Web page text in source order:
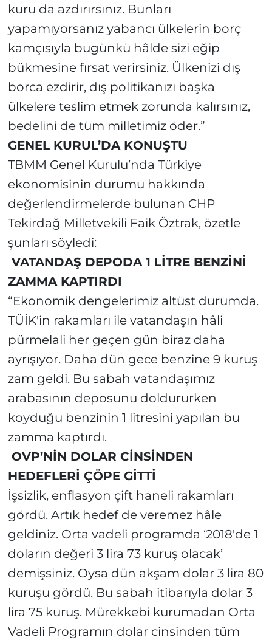
kuru da azdırırsınız. Bunları
yapamıyorsanız yabancı ülkelerin borç
kamçısıyla bugünkü hâlde sizi eğip
bükmesine fırsat verirsiniz. Ülkenizi dış
borca ezdirir, dış politikanızı başka
ülkelere teslim etmek zorunda kalırsınız,
bedelini de tüm milletimiz öder.”
GENEL KURUL’DA KONUŞTU
TBMM Genel Kurulu’nda Türkiye
ekonomisinin durumu hakkında
değerlendirmelerde bulunan CHP
Tekirdağ Milletvekili Faik Öztrak, özetle
şunları söyledi:
VATANDAŞ DEPODA 1 LİTRE BENZİNİ
ZAMMA KAPTIRDI
“Ekonomik dengelerimiz altüst durumda.
TÜİK'in rakamları ile vatandaşın hâli
pürmelali her geçen gün biraz daha
ayrışıyor. Daha dün gece benzine 9 kuruş
zam geldi. Bu sabah vatandaşımız
arabasının deposunu doldururken
koyduğu benzinin 1 litresini yapılan bu
zamma kaptırdı.
OVP’NİN DOLAR CİNSİNDEN
HEDEFLERİ ÇÖPE GİTTİ
İşsizlik, enflasyon çift haneli rakamları
gördü. Artık hedef de veremez hâle
geldiniz. Orta vadeli programda ‘2018'de 1
doların değeri 3 lira 73 kuruş olacak’
demişsiniz. Oysa dün akşam dolar 3 lira 80
kuruşu gördü. Bu sabah itibarıyla dolar 3
lira 75 kuruş. Mürekkebi kurumadan Orta
Vadeli Programın dolar cinsinden tüm